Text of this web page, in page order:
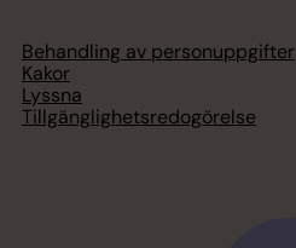
Behandling av personuppgifter
Kakor
Lyssna
Tillgänglighetsredogörelse